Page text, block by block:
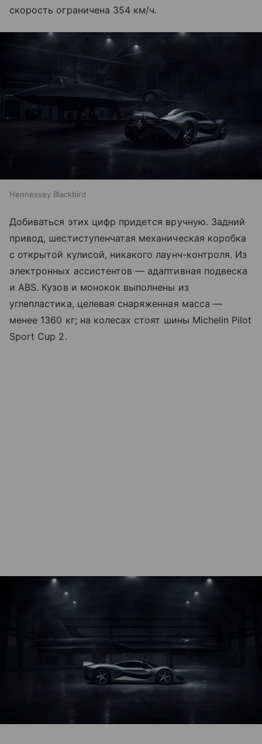
скорость ограничена 354 км/ч.
Hennessey Blackbird
Добиваться этих цифр придется вручную. Задний
привод, шестиступенчатая механическая коробка
с открытой кулисой, никакого лаунч-контроля. Из
электронных ассистентов — адаптивная подвеска
и ABS. Кузов и монокок выполнены из
углепластика, целевая снаряженная масса —
менее 1360 кг; на колесах стоят шины Michelin Pilot
Sport Cup 2.